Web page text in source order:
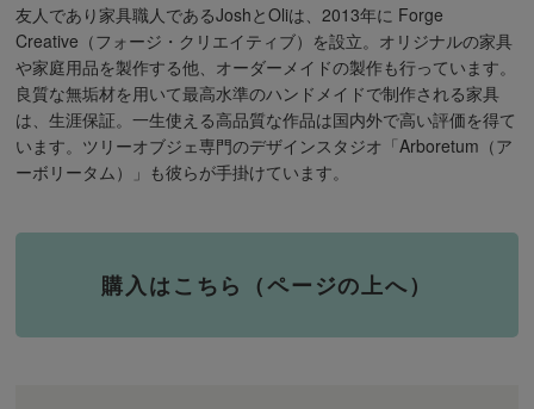
友人であり家具職人であるJoshとOliは、2013年に Forge
Creative（フォージ・クリエイティブ）を設立。オリジナルの家具
や家庭用品を製作する他、オーダーメイドの製作も行っています。
良質な無垢材を用いて最高水準のハンドメイドで制作される家具
は、生涯保証。一生使える高品質な作品は国内外で高い評価を得て
います。ツリーオブジェ専門のデザインスタジオ「Arboretum（ア
ーボリータム）」も彼らが手掛けています。
購入はこちら（ページの上へ）